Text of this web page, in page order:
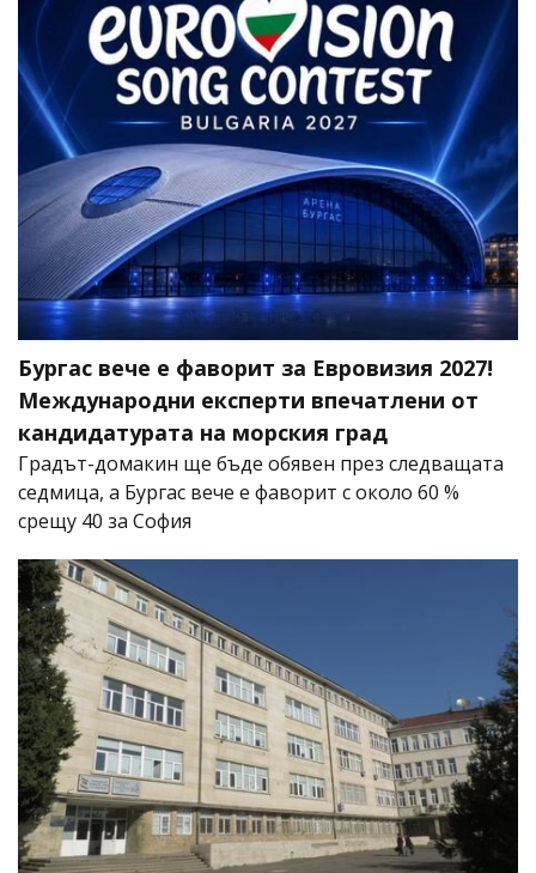
Бургас вече е фаворит за Евровизия 2027!
Международни експерти впечатлени от
кандидатурата на морския град
Градът-домакин ще бъде обявен през следващата
седмица, а Бургас вече е фаворит с около 60 %
срещу 40 за София